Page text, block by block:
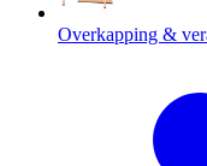
Overkapping &